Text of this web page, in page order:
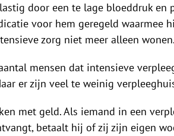
door een te lage bloeddruk
voor hem geregeld
zorg niet meer alleen
mensen dat intensieve
er zijn veel te weinig
met geld. Als iemand in een
betaalt hij of zij zijn eigen